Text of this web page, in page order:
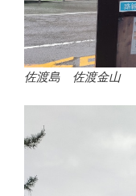
佐渡島 佐渡金山